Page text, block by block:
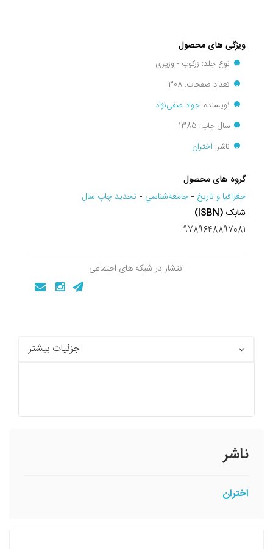
ویژگی های محصول
نوع جلد: زرکوب - وزیری
تعداد صفحات: 308
نویسنده: جواد صفی‌نژاد
سال چاپ: 1385
ناشر: اختران
گروه های محصول
جغرافيا و تاريخ - جامعه‌شناسي - تجديد چاپ سال
شابک (ISBN)
9789648897081
انتشار در شبکه های اجتماعی
جزئیات بیشتر
ناشر
اختران